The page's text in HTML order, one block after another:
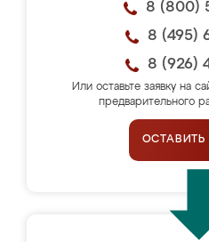
8 (800)
8 (495)
8 (926)
Или оставьте заявку на
предварительного
ОСТАВИТЬ